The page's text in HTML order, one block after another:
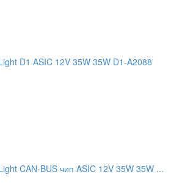
D1 ASIC 12V 35W 35W D1-A2088
CAN-BUS чип ASIC 12V 35W 35W ...